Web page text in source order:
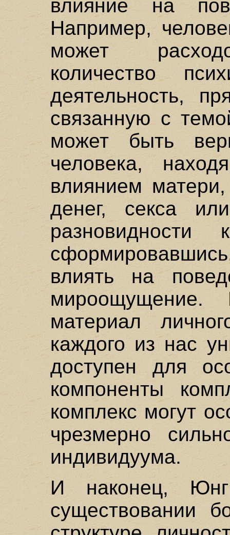
влияние на
Например,
может
количество
деятельность,
связанную с
может быть
человека,
влиянием
денег, секса
разновидности
влиять на
мироощущение.
материал
каждого из нас
доступен для
компоненты
комплекс могут
чрезмерно
индивидуума.
И наконец,
существовании